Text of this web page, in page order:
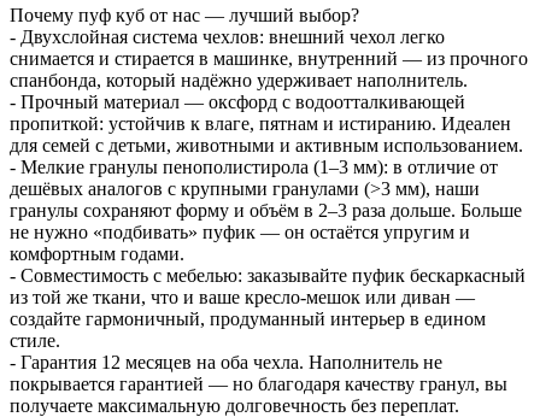
Почему пуф куб от нас — лучший выбор?
- Двухслойная система чехлов: внешний чехол легко
снимается и стирается в машинке, внутренний — из прочного
спанбонда, который надёжно удерживает наполнитель.
- Прочный материал — оксфорд с водоотталкивающей
пропиткой: устойчив к влаге, пятнам и истиранию. Идеален
для семей с детьми, животными и активным использованием.
- Мелкие гранулы пенополистирола (1–3 мм): в отличие от
дешёвых аналогов с крупными гранулами (>3 мм), наши
гранулы сохраняют форму и объём в 2–3 раза дольше. Больше
не нужно «подбивать» пуфик — он остаётся упругим и
комфортным годами.
- Совместимость с мебелью: заказывайте пуфик бескаркасный
из той же ткани, что и ваше кресло-мешок или диван —
создайте гармоничный, продуманный интерьер в едином
стиле.
- Гарантия 12 месяцев на оба чехла. Наполнитель не
покрывается гарантией — но благодаря качеству гранул, вы
получаете максимальную долговечность без переплат.